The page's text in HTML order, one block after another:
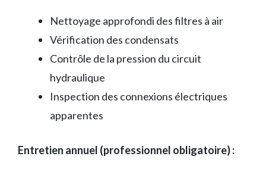
Nettoyage approfondi des filtres à air
Vérification des condensats
Contrôle de la pression du circuit
hydraulique
Inspection des connexions électriques
apparentes
Entretien annuel (professionnel obligatoire) :